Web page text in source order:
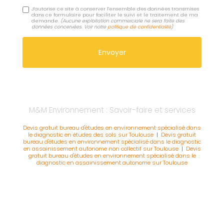
J'autorise ce site à conserver l'ensemble des données transmises
dans ce formulaire pour faciliter le suivi et le traitement de ma
demande. (Aucune exploitation commerciale ne sera faite des
données concervées. Voir notrepolitique de confidentialité)
M&M Environnement : Savoir-faire et services
Devis gratuit bureau d'études en environnement spécialisé dans
le diagnostic en études des sols sur Toulouse | Devis gratuit
bureau d'études en environnement spécialisé dans le diagnostic
en assainissement autonome non collectif sur Toulouse| Devis
gratuit bureau d'études en environnement spécialisé dans le
diagnostic en assainissement autonome sur Toulouse